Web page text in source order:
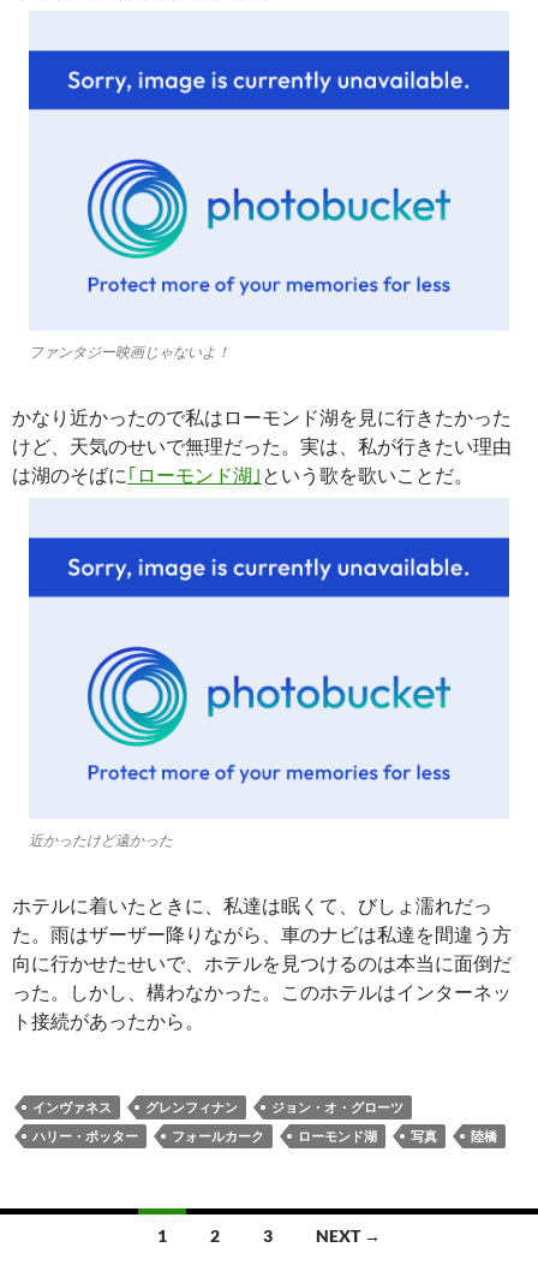
ファンタジー映画じゃないよ！
かなり近かったので私はローモンド湖を見に行きたかった
けど、天気のせいで無理だった。実は、私が行きたい理由
は湖のそばに ｢ローモンド湖｣ という歌を歌いことだ。
近かったけど遠かった
ホテルに着いたときに、私達は眠くて、びしょ濡れだっ
た。雨はザーザー降りながら、車のナビは私達を間違う方
向に行かせたせいで、ホテルを見つけるのは本当に面倒だ
った。しかし、構わなかった。このホテルはインターネッ
ト接続があったから。
インヴァネス グレンフィナン
ジョン・オ・グローツ
ハリー・ポッター
フォールカーク ローモンド湖 写真 陸橋
1 2 3 NEXT →